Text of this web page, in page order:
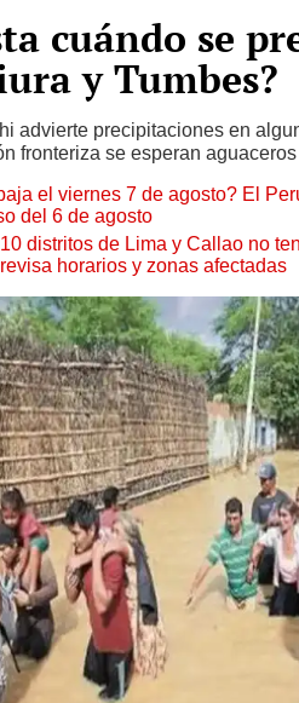
cuándo se
y Tumbes?
advierte precipitaciones en
fronteriza se esperan
el viernes 7 de agosto? El
del 6 de agosto
distritos de Lima y Callao no
horarios y zonas afectadas